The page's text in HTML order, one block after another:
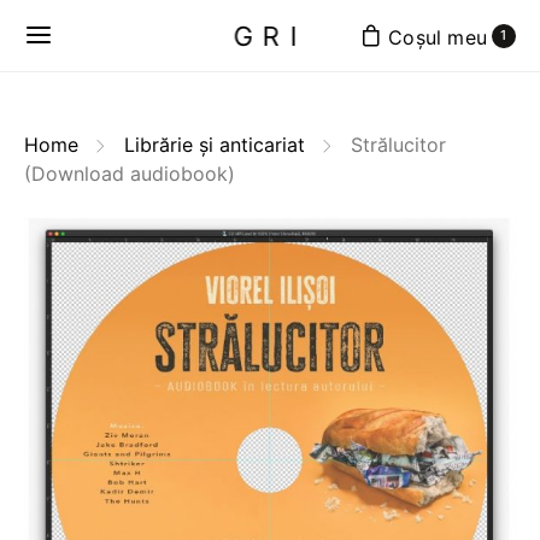
GRI 1
Home Librărie și anticariat
Strălucitor
(Download audiobook)